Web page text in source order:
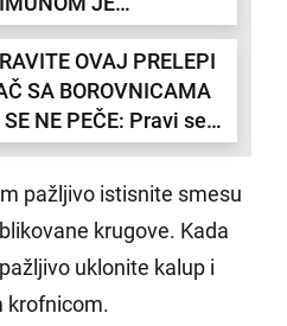
DEZERT
LETA: Evo kako se
(RECEPT)
OVAJ PRELEPI
SA BOROVNICAMA
SE NE PEČE: Pravi se
za čas (RECEPT)
pažljivo istisnite smesu
krugove. Kada
uklonite kalup i
krofnicom.